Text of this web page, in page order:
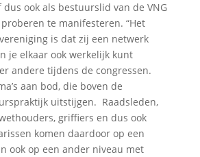
dus ook als bestuurslid van de VNG
te manifesteren. “Het
is dat zij een netwerk
je elkaar ook werkelijk kunt
andere tijdens de congressen.
aan bod, die boven de
uitstijgen. Raadsleden,
griffiers en dus ook
komen daardoor op een
ook op een ander niveau met